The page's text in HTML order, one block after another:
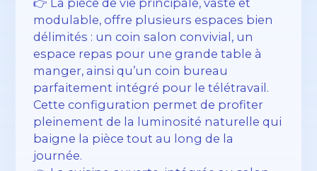
👉 La pièce de vie principale, vaste et
modulable, offre plusieurs espaces bien
délimités : un coin salon convivial, un
espace repas pour une grande table à
manger, ainsi qu’un coin bureau
parfaitement intégré pour le télétravail.
Cette configuration permet de profiter
pleinement de la luminosité naturelle qui
baigne la pièce tout au long de la
journée.